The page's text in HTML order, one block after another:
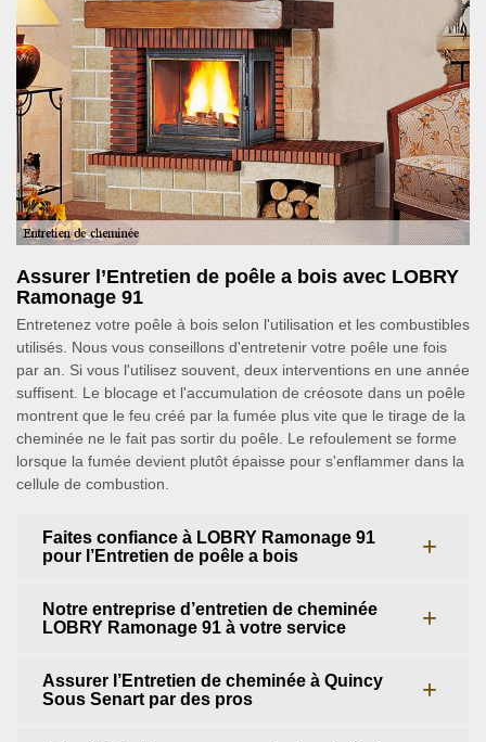
Assurer l’Entretien de poêle a bois avec LOBRY
Ramonage 91
Entretenez votre poêle à bois selon l'utilisation et les combustibles
utilisés. Nous vous conseillons d'entretenir votre poêle une fois
par an. Si vous l'utilisez souvent, deux interventions en une année
suffisent. Le blocage et l'accumulation de créosote dans un poêle
montrent que le feu créé par la fumée plus vite que le tirage de la
cheminée ne le fait pas sortir du poêle. Le refoulement se forme
lorsque la fumée devient plutôt épaisse pour s'enflammer dans la
cellule de combustion.
Faites confiance à LOBRY Ramonage 91
pour l’Entretien de poêle a bois
Notre entreprise d’entretien de cheminée
LOBRY Ramonage 91 à votre service
Assurer l’Entretien de cheminée à Quincy
Sous Senart par des pros